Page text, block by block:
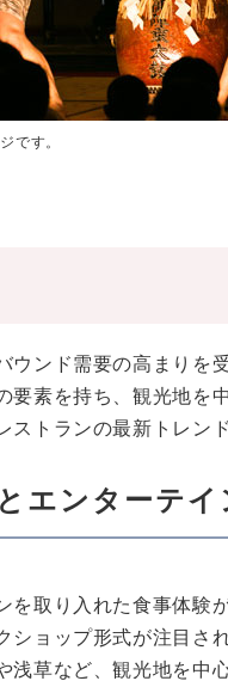
です。
ウンド需要の高まり
要素を持ち、観光地を
トランの最新トレン
エンターテ
を取り入れた食事体験
ショップ形式が注目
浅草など、観光地を中